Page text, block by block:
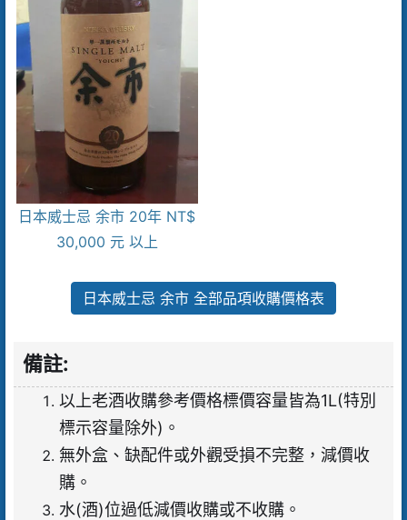
日本威士忌 余市 20年 NT$
30,000 元 以上
日本威士忌 余市 全部品項收購價格表
備註:
以上老酒收購參考價格標價容量皆為1L(特別
標示容量除外)。
無外盒、缺配件或外觀受損不完整，減價收
購。
水(酒)位過低減價收購或不收購。